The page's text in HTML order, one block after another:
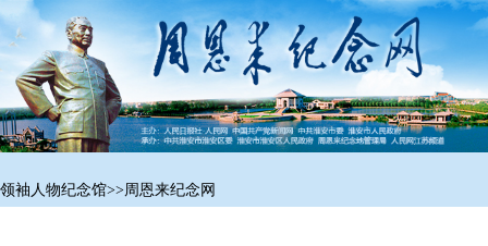
领袖人物纪念馆>>周恩来纪念网